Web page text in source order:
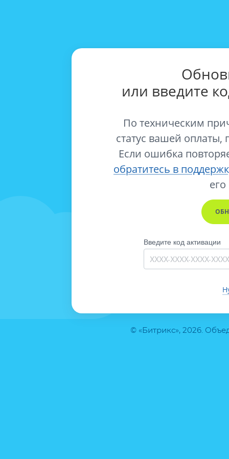
© «Битрикс», 2026.
или введите
По техническим
статус вашей оплаты,
Если ошибка
обратитесь в
его
Введите код активации